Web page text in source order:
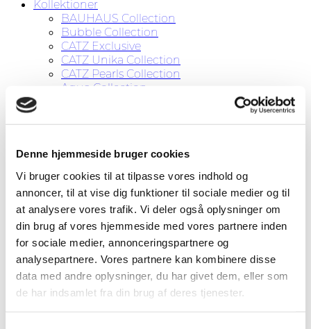
Denne hjemmeside bruger cookies
Vi bruger cookies til at tilpasse vores indhold og
annoncer, til at vise dig funktioner til sociale medier og til
at analysere vores trafik. Vi deler også oplysninger om
din brug af vores hjemmeside med vores partnere inden
for sociale medier, annonceringspartnere og
analysepartnere. Vores partnere kan kombinere disse
data med andre oplysninger, du har givet dem, eller som
de har indsamlet fra din brug af deres tjenester.
Kollektioner
BAUHAUS Collection
Bubble Collection
CATZ Exclusive
CATZ Unika Collection
CATZ Pearls Collection
Aqua Collection
Øreringe
Hængeøreringe
Ørestikker
Øreringe uden huller
Halskæder
Ringe
Armbånd
CATZ for KIDS
Tørklæder
Diverse
Tilbud
Om CATZ
Kontakt